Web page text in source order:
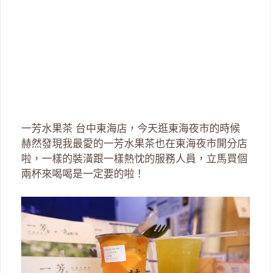
一芳水果茶 台中東海店，今天逛東海夜市的時候
赫然發現我最愛的一芳水果茶也在東海夜市開分店
啦，一樣的裝潢跟一樣熱忱的服務人員，立馬買個
兩杯來喝喝是一定要的啦！